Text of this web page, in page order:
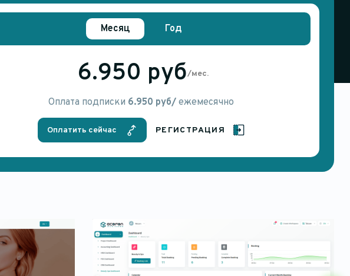
Месяц Год
6.950 руб/мес.
Оплата подписки 6.950 руб/ ежемесячно
Оплатить сейчас РЕГИСТРАЦИЯ